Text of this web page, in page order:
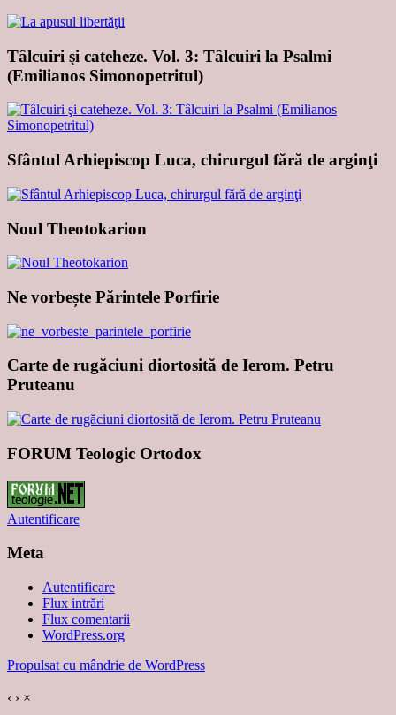
Tâlcuiri şi cateheze. Vol. 3: Tâlcuiri la Psalmi
(Emilianos Simonopetritul)
Sfântul Arhiepiscop Luca, chirurgul fără de arginţi
Noul Theotokarion
Ne vorbește Părintele Porfirie
Carte de rugăciuni diortosită de Ierom. Petru
Pruteanu
FORUM Teologic Ortodox
Autentificare
Meta
Autentificare
Flux intrări
Flux comentarii
WordPress.org
Propulsat cu mândrie de WordPress
‹ › ×